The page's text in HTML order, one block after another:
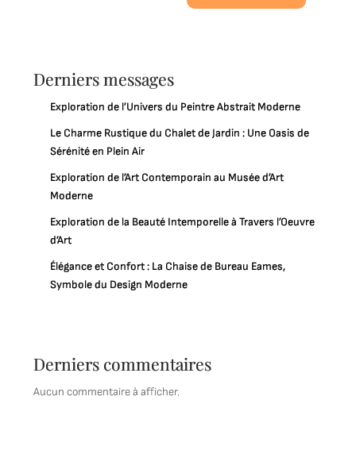
Derniers messages
Exploration de l’Univers du Peintre Abstrait Moderne
Le Charme Rustique du Chalet de Jardin : Une Oasis de
Sérénité en Plein Air
Exploration de l’Art Contemporain au Musée d’Art
Moderne
Exploration de la Beauté Intemporelle à Travers l’Oeuvre
d’Art
Élégance et Confort : La Chaise de Bureau Eames,
Symbole du Design Moderne
Derniers commentaires
Aucun commentaire à afficher.